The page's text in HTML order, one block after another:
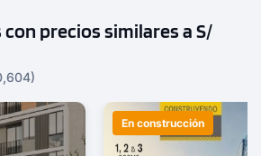
precios similares a S/
En construcción